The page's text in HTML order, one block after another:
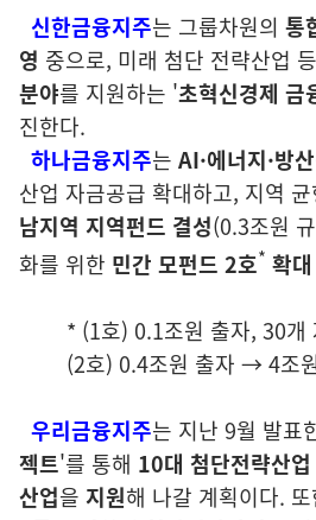
신한금융지주는 그룹차원의 통
영 중으로, 미래 첨단 전략산업 등
분야를 지원하는 '초혁신경제 금
진한다.
하나금융지주는 AI·에너지·방
산업 자금공급 확대하고, 지역
남지역 지역펀드 결성(0.3조원
화를 위한 민간 모펀드 2호* 확
* (1호) 0.1조원 출자, 30
(2호) 0.4조원 출자 → 4조
우리금융지주는 지난 9월 발표
젝트'를 통해 10대 첨단전략산
산업을 지원해 나갈 계획이다. 또